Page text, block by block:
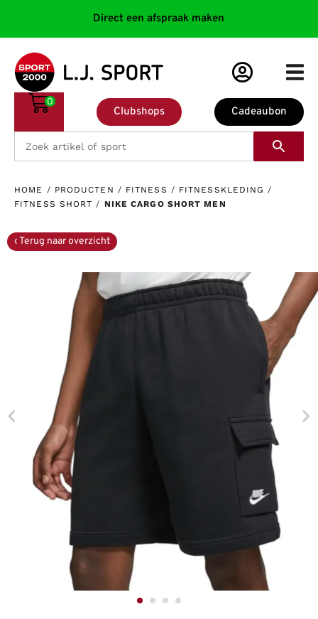
Direct een afspraak maken
Cadeaubon
Clubshops
0
HOME / PRODUCTEN / FITNESS / FITNESSKLEDING /
FITNESS SHORT / NIKE CARGO SHORT MEN